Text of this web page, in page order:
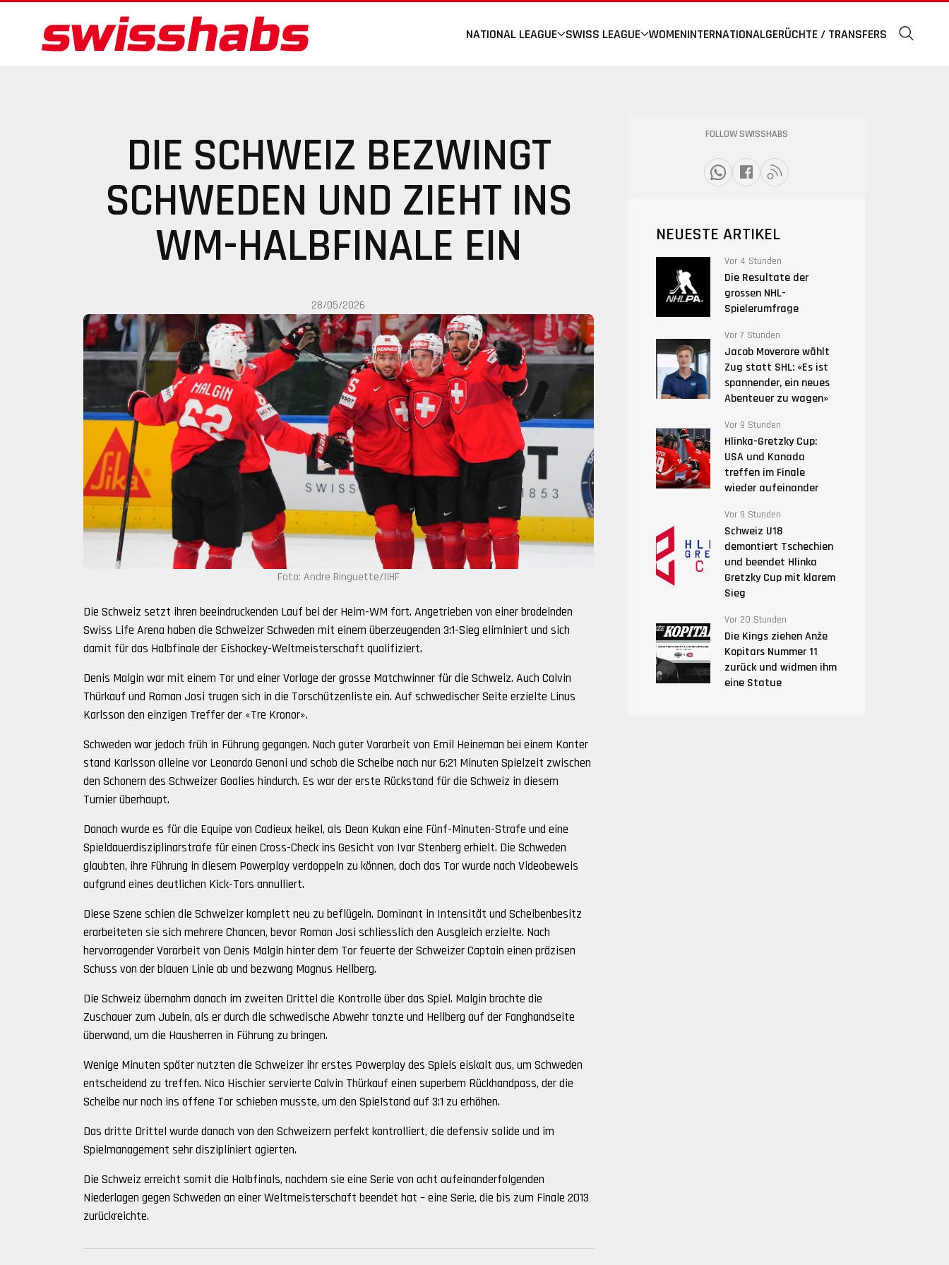
NATIONAL LEAGUE SWISS LEAGUE WOMENINTERNATIONALGERÜCHTE / TRANSFERS
DIE SCHWEIZ BEZWINGT
SCHWEDEN UND ZIEHT INS
WM-HALBFINALE EIN
28/05/2026
Foto: Andre Ringuette/IIHF
Die Schweiz setzt ihren beeindruckenden Lauf bei der Heim-WM fort. Angetrieben von einer brodelnden
Swiss Life Arena haben die Schweizer Schweden mit einem überzeugenden 3:1-Sieg eliminiert und sich
damit für das Halbfinale der Eishockey-Weltmeisterschaft qualifiziert.
Denis Malgin war mit einem Tor und einer Vorlage der grosse Matchwinner für die Schweiz. Auch Calvin
Thürkauf und Roman Josi trugen sich in die Torschützenliste ein. Auf schwedischer Seite erzielte Linus
Karlsson den einzigen Treffer der «Tre Kronor».
Schweden war jedoch früh in Führung gegangen. Nach guter Vorarbeit von Emil Heineman bei einem Konter
stand Karlsson alleine vor Leonardo Genoni und schob die Scheibe nach nur 6:21 Minuten Spielzeit zwischen
den Schonern des Schweizer Goalies hindurch. Es war der erste Rückstand für die Schweiz in diesem
Turnier überhaupt.
Danach wurde es für die Equipe von Cadieux heikel, als Dean Kukan eine Fünf-Minuten-Strafe und eine
Spieldauerdisziplinarstrafe für einen Cross-Check ins Gesicht von Ivar Stenberg erhielt. Die Schweden
glaubten, ihre Führung in diesem Powerplay verdoppeln zu können, doch das Tor wurde nach Videobeweis
aufgrund eines deutlichen Kick-Tors annulliert.
Diese Szene schien die Schweizer komplett neu zu beflügeln. Dominant in Intensität und Scheibenbesitz
erarbeiteten sie sich mehrere Chancen, bevor Roman Josi schliesslich den Ausgleich erzielte. Nach
hervorragender Vorarbeit von Denis Malgin hinter dem Tor feuerte der Schweizer Captain einen präzisen
Schuss von der blauen Linie ab und bezwang Magnus Hellberg.
Die Schweiz übernahm danach im zweiten Drittel die Kontrolle über das Spiel. Malgin brachte die
Zuschauer zum Jubeln, als er durch die schwedische Abwehr tanzte und Hellberg auf der Fanghandseite
überwand, um die Hausherren in Führung zu bringen.
Wenige Minuten später nutzten die Schweizer ihr erstes Powerplay des Spiels eiskalt aus, um Schweden
entscheidend zu treffen. Nico Hischier servierte Calvin Thürkauf einen superbem Rückhandpass, der die
Scheibe nur noch ins offene Tor schieben musste, um den Spielstand auf 3:1 zu erhöhen.
Das dritte Drittel wurde danach von den Schweizern perfekt kontrolliert, die defensiv solide und im
Spielmanagement sehr diszipliniert agierten.
Die Schweiz erreicht somit die Halbfinals, nachdem sie eine Serie von acht aufeinanderfolgenden
Niederlagen gegen Schweden an einer Weltmeisterschaft beendet hat – eine Serie, die bis zum Finale 2013
zurückreichte.
FOLLOW SWISSHABS
NEUESTE ARTIKEL
Vor 4 Stunden
Die Resultate der
grossen NHL-
Spielerumfrage
Vor 7 Stunden
Jacob Moverare wählt
Zug statt SHL: «Es ist
spannender, ein neues
Abenteuer zu wagen»
Vor 9 Stunden
Hlinka-Gretzky Cup:
USA und Kanada
treffen im Finale
wieder aufeinander
Vor 9 Stunden
Schweiz U18
demontiert Tschechien
und beendet Hlinka
Gretzky Cup mit klarem
Sieg
Vor 20 Stunden
Die Kings ziehen Anže
Kopitars Nummer 11
zurück und widmen ihm
eine Statue